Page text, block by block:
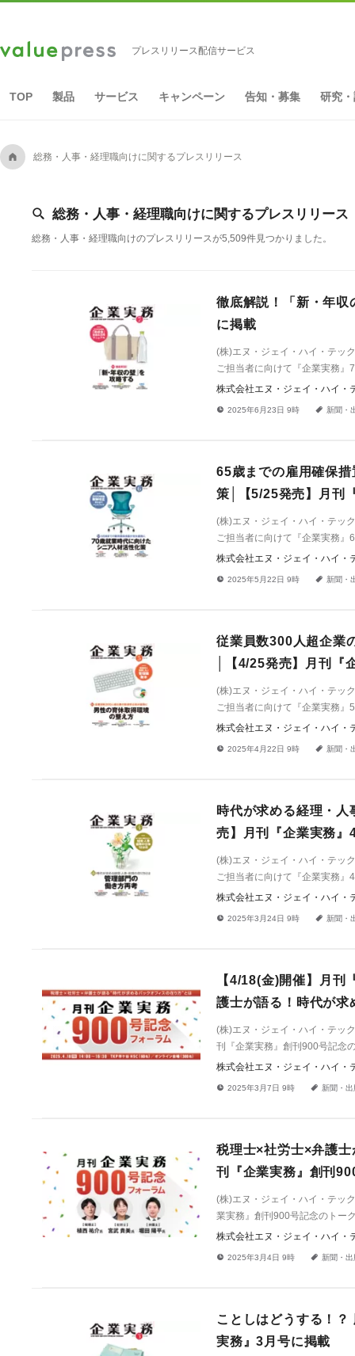
プレスリリース配信サービス
TOP 製品 サービス キャンペーン 告知・募集 研究
A 総務・人事・経理職向けに関するプレスリリース
[ 総務・人事・経理職向けに関するプレスリリース
総務・人事・経理職向けのプレスリリースが5,509件見つかりました。
徹底解説！「新・年
に掲載
(株)エヌ・ジェイ・ハイ・テッ
ご担当者に向けて『企業実務
株式会社エヌ・ジェイ・ハイ・
! 2025年6月23日 9時 a 新聞・
65歳までの雇用確保
策│【5/25発売】月刊
(株)エヌ・ジェイ・ハイ・テッ
ご担当者に向けて『企業実務
株式会社エヌ・ジェイ・ハイ・
! 2025年5月22日 9時 a 新聞・
従業員数300人超企業
│【4/25発売】月刊『
(株)エヌ・ジェイ・ハイ・テッ
ご担当者に向けて『企業実務
株式会社エヌ・ジェイ・ハイ・
! 2025年4月22日 9時 a 新聞・
時代が求める経理・
売】月刊『企業実務』
(株)エヌ・ジェイ・ハイ・テッ
ご担当者に向けて『企業実務
株式会社エヌ・ジェイ・ハイ・
! 2025年3月24日 9時 a 新聞・
【4/18(金)開催】月
護士が語る！時代が求
(株)エヌ・ジェイ・ハイ・テッ
刊『企業実務』創刊900号記念
株式会社エヌ・ジェイ・ハイ・
! 2025年3月7日 9時 a 新聞・
税理士×社労士×弁護
刊『企業実務』創刊
(株)エヌ・ジェイ・ハイ・テッ
業実務』創刊900号記念のトー
株式会社エヌ・ジェイ・ハイ・
! 2025年3月4日 9時 a 新聞・
ことしはどうする！
実務』3月号に掲載